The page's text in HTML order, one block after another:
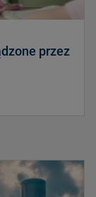
przez